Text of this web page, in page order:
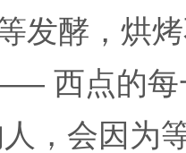
发酵，烘
西点的每
，会因为